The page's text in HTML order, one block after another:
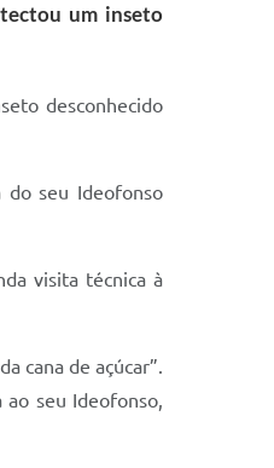
um inseto
desconhecido
do seu Ideofonso
visita técnica à
cana de açúcar”.
seu Ideofonso,